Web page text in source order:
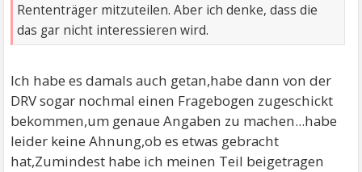
Rententräger mitzuteilen. Aber ich denke, dass die
das gar nicht interessieren wird.
Ich habe es damals auch getan,habe dann von der
DRV sogar nochmal einen Fragebogen zugeschickt
bekommen,um genaue Angaben zu machen...habe
leider keine Ahnung,ob es etwas gebracht
hat,Zumindest habe ich meinen Teil beigetragen